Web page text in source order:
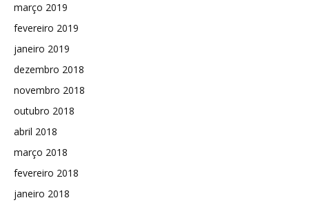
março 2019
fevereiro 2019
janeiro 2019
dezembro 2018
novembro 2018
outubro 2018
abril 2018
março 2018
fevereiro 2018
janeiro 2018